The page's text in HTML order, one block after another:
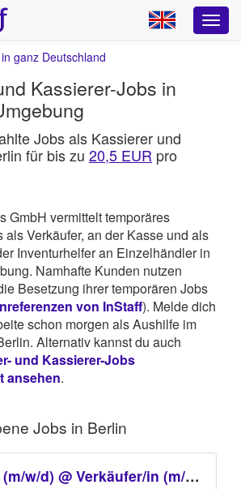
ganz Deutschland
Kassierer-Jobs in
Jobs als Kassierer und
für bis zu 20,5 EUR pro
GmbH vermittelt temporäres
als Verkäufer, an der Kasse und als
Inventurhelfer an Einzelhändler in
Namhafte Kunden nutzen
Besetzung ihrer temporären Jobs
von InStaff). Melde dich
schon morgen als Aushilfe im
Alternativ kannst du auch
und Kassierer-Jobs
ansehen.
Jobs in Berlin
Verkäufer/in (m/w/d) @ Verkäufer/in (m/w/d)